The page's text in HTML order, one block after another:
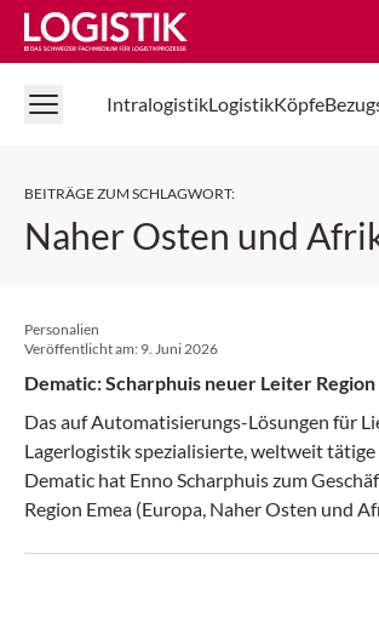
Logistik Online
IntralogistikLogistikKöpfe
BEITRÄGE ZUM SCHLAGWORT:
Naher Osten und
Personalien
Veröffentlicht am: 9. Juni 2026
Dematic: Scharphuis neuer Leiter Region
Das auf Automatisierungs-Lösungen für
Lagerlogistik spezialisierte, weltweit
Dematic hat Enno Scharphuis zum
Region Emea (Europa, Naher Osten und